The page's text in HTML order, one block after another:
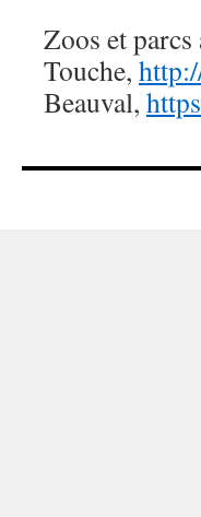
Zoos et
Touche,
Beauval,